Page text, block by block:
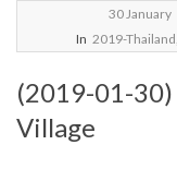
30January
In 2019-
(2019-01-30)
Village